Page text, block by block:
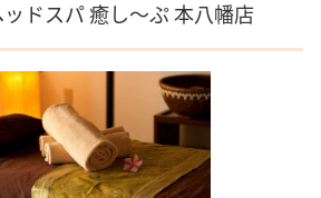
ドスパ 癒し～ぷ 本八幡店